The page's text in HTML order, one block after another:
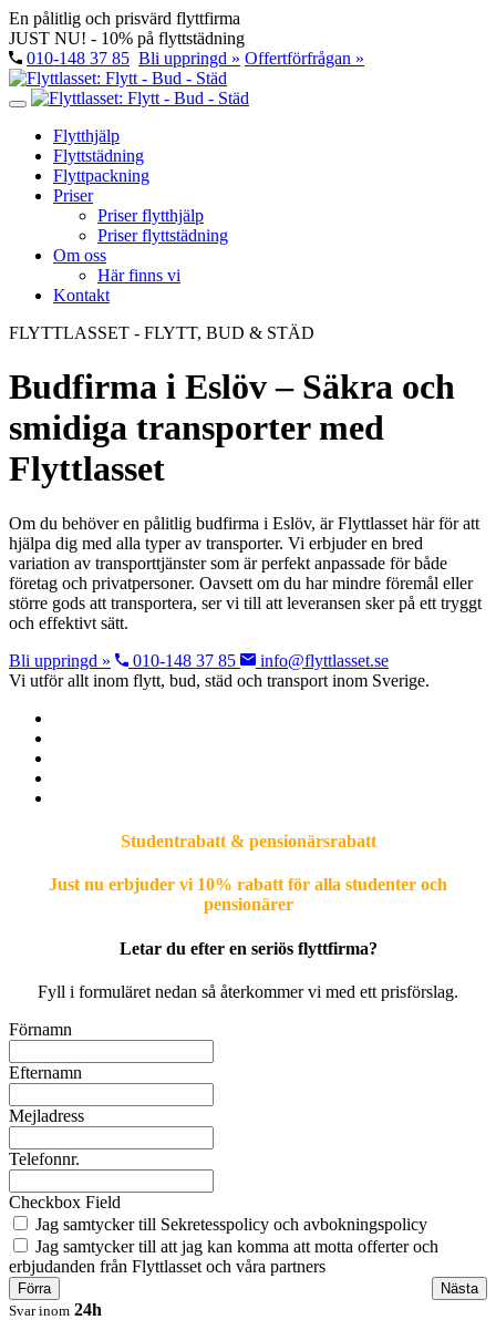
En pålitlig och prisvärd flyttfirma
JUST NU! - 10% på flyttstädning
010-148 37 85 Bli uppringd » Offertförfrågan »
Flytthjälp
Flyttstädning
Flyttpackning
Priser
Priser flytthjälp
Priser flyttstädning
Om oss
Här finns vi
Kontakt
FLYTTLASSET - FLYTT, BUD & STÄD
Budfirma i Eslöv – Säkra och
smidiga transporter med
Flyttlasset
Om du behöver en pålitlig budfirma i Eslöv, är Flyttlasset här för att
hjälpa dig med alla typer av transporter. Vi erbjuder en bred
variation av transporttjänster som är perfekt anpassade för både
företag och privatpersoner. Oavsett om du har mindre föremål eller
större gods att transportera, ser vi till att leveransen sker på ett tryggt
och effektivt sätt.
Bli uppringd »
010-148 37 85
info@flyttlasset.se
Vi utför allt inom flytt, bud, städ och transport inom Sverige.
Studentrabatt & pensionärsrabatt
Just nu erbjuder vi 10% rabatt för alla studenter och
pensionärer
Letar du efter en seriös flyttfirma?
Fyll i formuläret nedan så återkommer vi med ett prisförslag.
Förnamn
Efternamn
Mejladress
Telefonnr.
Checkbox Field
Jag samtycker till Sekretesspolicy och avbokningspolicy
Jag samtycker till att jag kan komma att motta offerter och
erbjudanden från Flyttlasset och våra partners
Förra
Nästa
Svar inom 24h